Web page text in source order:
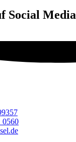
Social Media
0560